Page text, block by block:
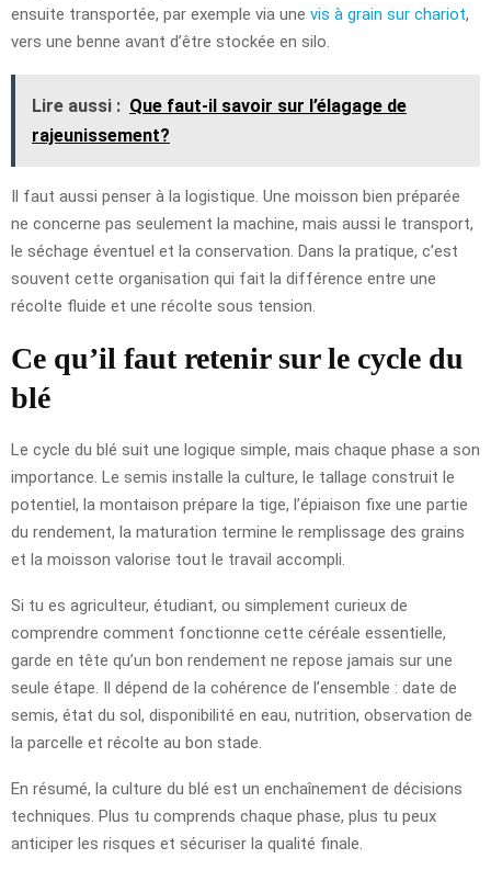
ensuite transportée, par exemple via une vis à grain sur chariot,
vers une benne avant d’être stockée en silo.
Lire aussi : Que faut-il savoir sur l’élagage de
rajeunissement?
Il faut aussi penser à la logistique. Une moisson bien préparée
ne concerne pas seulement la machine, mais aussi le transport,
le séchage éventuel et la conservation. Dans la pratique, c’est
souvent cette organisation qui fait la différence entre une
récolte fluide et une récolte sous tension.
Ce qu’il faut retenir sur le cycle du
blé
Le cycle du blé suit une logique simple, mais chaque phase a son
importance. Le semis installe la culture, le tallage construit le
potentiel, la montaison prépare la tige, l’épiaison fixe une partie
du rendement, la maturation termine le remplissage des grains
et la moisson valorise tout le travail accompli.
Si tu es agriculteur, étudiant, ou simplement curieux de
comprendre comment fonctionne cette céréale essentielle,
garde en tête qu’un bon rendement ne repose jamais sur une
seule étape. Il dépend de la cohérence de l’ensemble : date de
semis, état du sol, disponibilité en eau, nutrition, observation de
la parcelle et récolte au bon stade.
En résumé, la culture du blé est un enchaînement de décisions
techniques. Plus tu comprends chaque phase, plus tu peux
anticiper les risques et sécuriser la qualité finale.